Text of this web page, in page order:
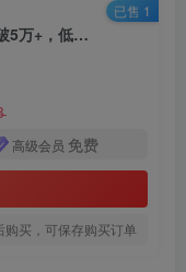
抖音全自动团购达人新玩法，单日成交破5万+，低成本高收益！
高级会员 免费
买，可保存购买订单
已售 1